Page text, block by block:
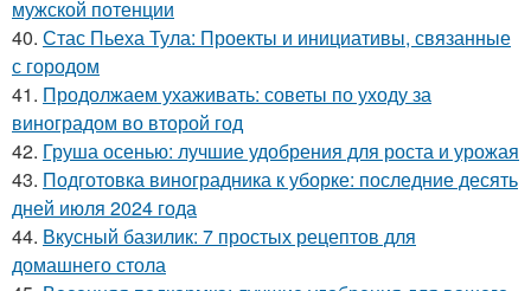
мужской потенции
40. Стас Пьеха Тула: Проекты и инициативы, связанные
с городом
41. Продолжаем ухаживать: советы по уходу за
виноградом во второй год
42. Груша осенью: лучшие удобрения для роста и урожая
43. Подготовка виноградника к уборке: последние десять
дней июля 2024 года
44. Вкусный базилик: 7 простых рецептов для
домашнего стола